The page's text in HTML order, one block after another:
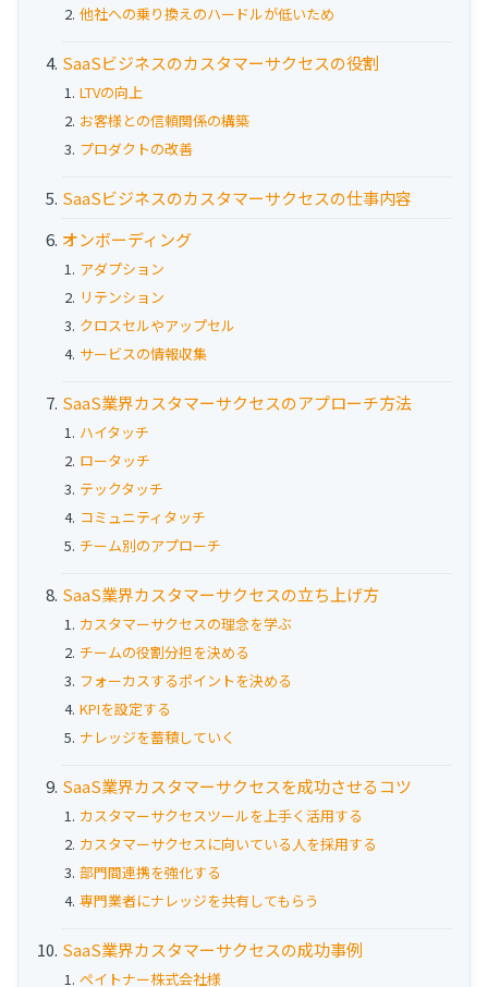
他社への乗り換えのハードルが低いため
SaaSビジネスのカスタマーサクセスの役割
LTVの向上
お客様との信頼関係の構築
プロダクトの改善
SaaSビジネスのカスタマーサクセスの仕事内容
オンボーディング
アダプション
リテンション
クロスセルやアップセル
サービスの情報収集
SaaS業界カスタマーサクセスのアプローチ方法
ハイタッチ
ロータッチ
テックタッチ
コミュニティタッチ
チーム別のアプローチ
SaaS業界カスタマーサクセスの立ち上げ方
カスタマーサクセスの理念を学ぶ
チームの役割分担を決める
フォーカスするポイントを決める
KPIを設定する
ナレッジを蓄積していく
SaaS業界カスタマーサクセスを成功させるコツ
カスタマーサクセスツールを上手く活用する
カスタマーサクセスに向いている人を採用する
部門間連携を強化する
専門業者にナレッジを共有してもらう
SaaS業界カスタマーサクセスの成功事例
ペイトナー株式会社様